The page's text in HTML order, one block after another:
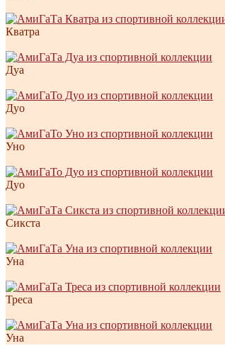
Кватра
Дуа
Дуо
Уно
Дуо
Сикста
Уна
Треса
Уна